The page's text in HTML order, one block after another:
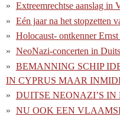
Extreemrechtse aanslag in
Eén jaar na het stopzetten
Holocaust- ontkenner
NeoNazi-concerten in
BEMANNING SCHIP
IN CYPRUS MAAR
DUITSE NEONAZI’S IN
NU OOK EEN